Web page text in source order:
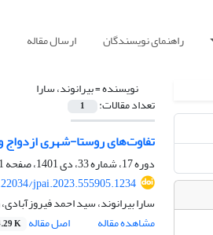
راهنمای نویسندگان ارسال مقاله
نویسنده =بیرانوند، سارا
تعداد مقالات: 1
تفاوت‌های روستا-شهری
دوره 17، شماره 33، دی 1401، صفحه
jpai.2023.555905.1234
سارا بیرانوند، سید احمد
مشاهده مقاله
اصل مقاله K